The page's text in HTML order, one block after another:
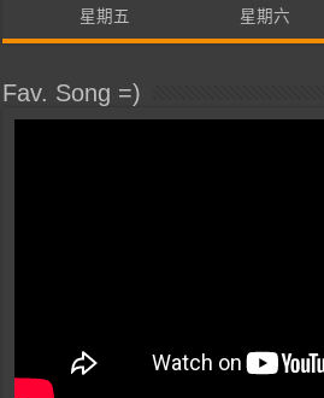
星期五 星期六
Fav. Song =)